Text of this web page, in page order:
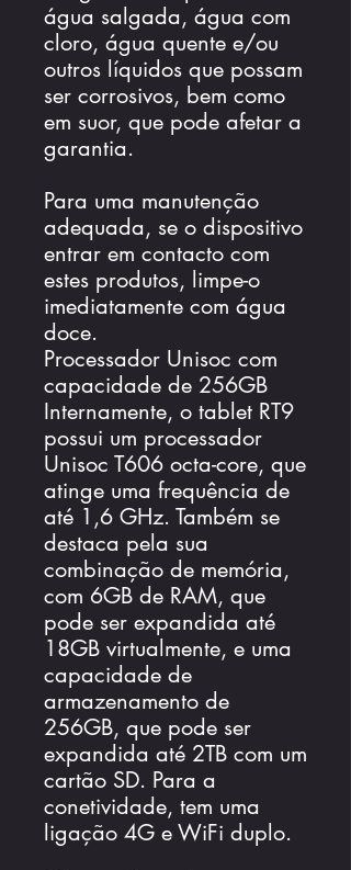
água salgada, água com
cloro, água quente e/ou
outros líquidos que possam
ser corrosivos, bem como
em suor, que pode afetar a
garantia.
Para uma manutenção
adequada, se o dispositivo
entrar em contacto com
estes produtos, limpe-o
imediatamente com água
doce.
Processador Unisoc com
capacidade de 256GB
Internamente, o tablet RT9
possui um processador
Unisoc T606 octa-core, que
atinge uma frequência de
até 1,6 GHz. Também se
destaca pela sua
combinação de memória,
com 6GB de RAM, que
pode ser expandida até
18GB virtualmente, e uma
capacidade de
armazenamento de
256GB, que pode ser
expandida até 2TB com um
cartão SD. Para a
conetividade, tem uma
ligação 4G e WiFi duplo.